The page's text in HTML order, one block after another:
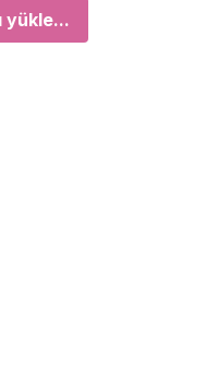
yükle...